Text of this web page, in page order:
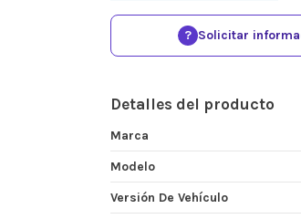
? Solicitar
Detalles del producto
Marca
Modelo
Versión De Vehículo